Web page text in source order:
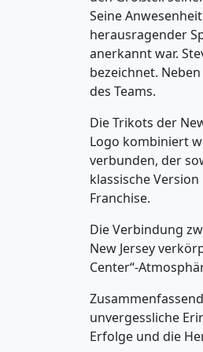
Seine
herausragender
anerkannt war.
bezeichnet.
des Teams.
Die Trikots der
Logo kombiniert
verbunden, der
klassische
Franchise.
Die Verbindung
New Jersey
Center“-
unvergessliche
Erfolge und die